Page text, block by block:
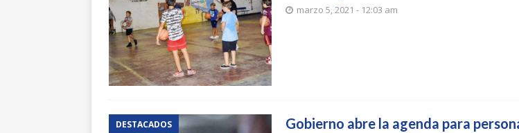
marzo 5, 2021 - 12:03 am
DESTACADOS
Gobierno abre la agenda para